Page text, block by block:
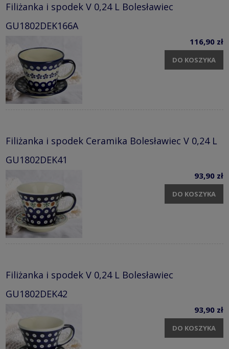
Filiżanka i spodek V 0,24 L Bolesławiec
GU1802DEK166A
116,90 zł
DO KOSZYKA
Filiżanka i spodek Ceramika Bolesławiec V 0,24 L
GU1802DEK41
93,90 zł
DO KOSZYKA
Filiżanka i spodek V 0,24 L Bolesławiec
GU1802DEK42
93,90 zł
DO KOSZYKA